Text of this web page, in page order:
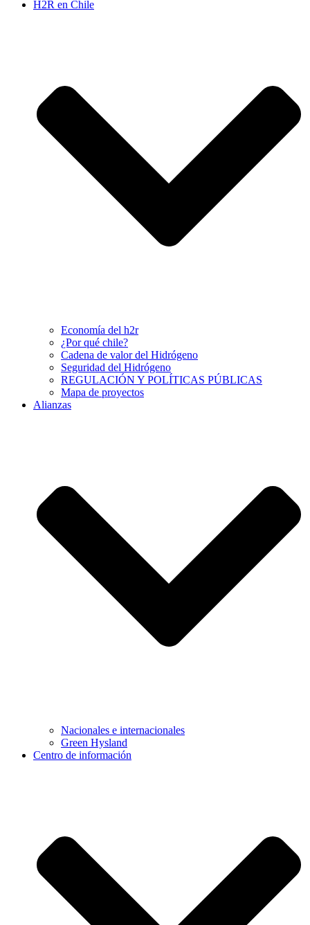
H2R en Chile
Economía del h2r
¿Por qué chile?
Cadena de valor del Hidrógeno
Seguridad del Hidrógeno
REGULACIÓN Y POLÍTICAS PÚBLICAS
Mapa de proyectos
Alianzas
Nacionales e internacionales
Green Hysland
Centro de información